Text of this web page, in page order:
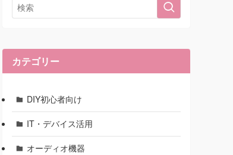
カテゴリー
DIY初心者向け
IT・デバイス活用
オーディオ機器